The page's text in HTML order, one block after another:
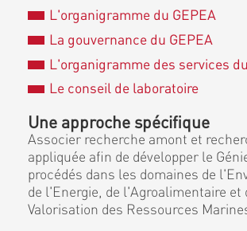
L'organigramme du GEPEA
La gouvernance du GEPEA
L'organigramme des services
Le conseil de laboratoire
Une approche spécifique
Associer recherche amont et
appliquée afin de développer le
procédés dans les domaines de
de l'Energie, de l'Agroalimentaire et
Valorisation des Ressources